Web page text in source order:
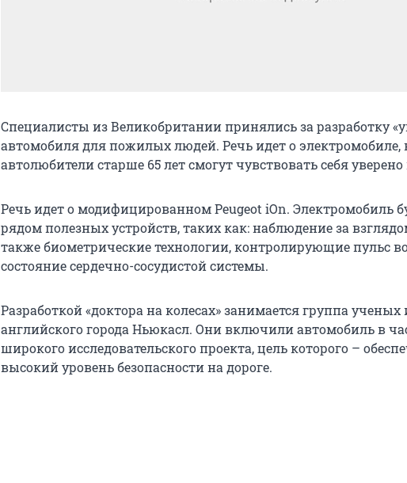
Специалисты из Великобритании принялись за разработку
автомобиля для пожилых людей. Речь идет о электромобиле,
автолюбители старше 65 лет смогут чувствовать себя уверено
Речь идет о модифицированном Peugeot iOn. Электромобиль
рядом полезных устройств, таких как: наблюдение за
также биометрические технологии, контролирующие пульс
состояние сердечно-сосудистой системы.
Разработкой «доктора на колесах» занимается группа ученых
английского города Ньюкасл. Они включили автомобиль в
широкого исследовательского проекта, цель которого –
высокий уровень безопасности на дороге.